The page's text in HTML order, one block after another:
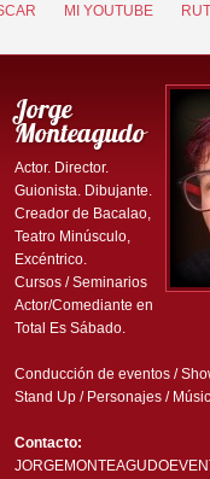
MI YOUTUBE
Jorge
Monteagudo
Actor. Director.
Guionista. Dibujante.
Creador de Bacalao,
Teatro Minúsculo,
Excéntrico.
Cursos / Seminarios
Actor/Comediante en
Total Es Sábado.
Conducción de eventos /
Stand Up / Personajes /
Contacto: